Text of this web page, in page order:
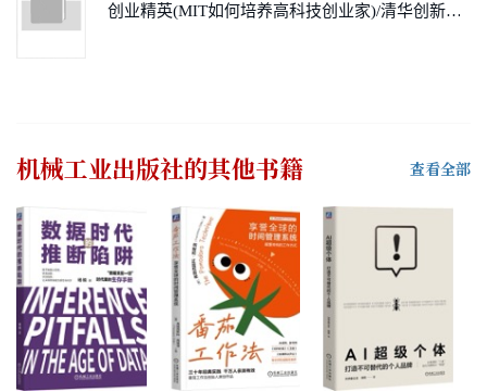
创业精英(MIT如何培养高科技创业家)/清华创新管理前沿丛书
机械工业出版社的其他书籍 查看全部